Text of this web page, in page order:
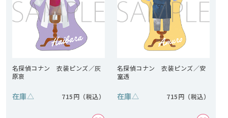
名探偵コナン 衣装ピンズ／灰
原哀
在庫△ 715円
名探偵コナン 衣装ピンズ／安
室透
在庫△ 715円